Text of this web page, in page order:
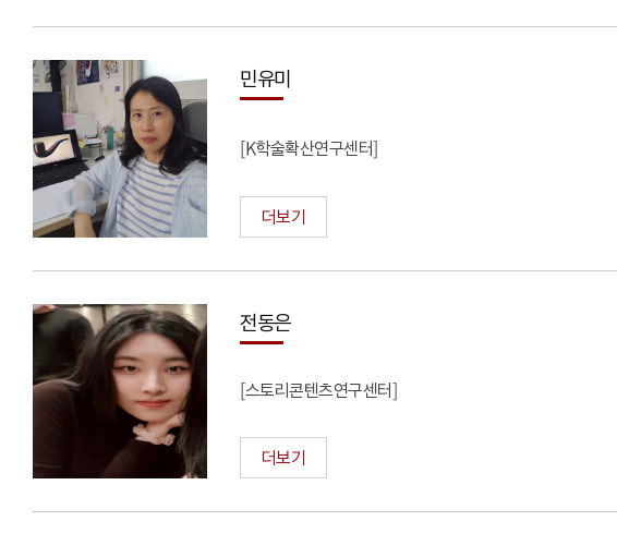
민유미
[K학술확산연구센터]
더보기
전동은
[스토리콘텐츠연구센터]
더보기